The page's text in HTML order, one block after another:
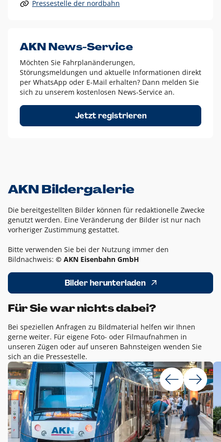
Alle anderen Logo-Varianten dürfen nur in Ausnahmefällen
Diese Ausnahmen sind zum Beispiel:
dem AKN Blau,
weißes Logo auf Fotohintergründen,
schwarzes Logo für reine Schwarz-Weiß-Umsetzungen
Um das Logo herum muss ein Schutzraum von jeweils einer
Höhe bzw. Breite des N aus AKN in alle Richtungen
Pressestelle der nordbahn
AKN News-Service
Möchten Sie Fahrplanänderungen,
Störungsmeldungen und aktuelle Informationen direkt
per WhatsApp oder E-Mail erhalten? Dann melden Sie
sich zu unserem kostenlosen News-Service an.
Jetzt registrieren
AKN Bildergalerie
Die bereitgestellten Bilder können für redaktionelle Zwecke
genutzt werden. Eine Veränderung der Bilder ist nur nach
vorheriger Zustimmung gestattet.
Bitte verwenden Sie bei der Nutzung immer den
Bildnachweis: © AKN Eisenbahn GmbH
Bilder herunterladen
Für Sie war nichts dabei?
Bei speziellen Anfragen zu Bildmaterial helfen wir Ihnen
gerne weiter. Für eigene Foto- oder Filmaufnahmen in
unseren Zügen oder auf unseren Bahnsteigen wenden Sie
sich an die Pressestelle.